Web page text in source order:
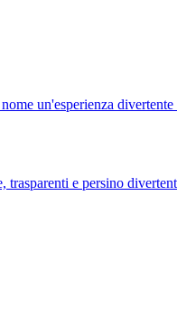
un'esperienza
trasparenti e persino